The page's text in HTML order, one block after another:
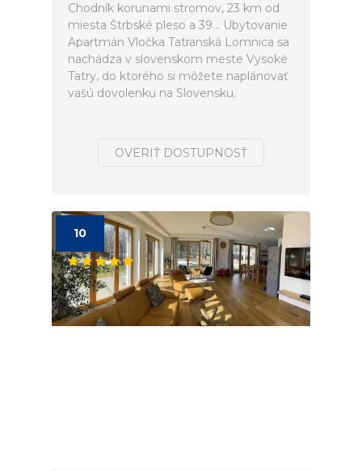
Chodník korunami stromov, 23 km od
miesta Štrbské pleso a 39... Ubytovanie
Apartmán Vločka Tatranská Lomnica sa
nachádza v slovenskom meste Vysoké
Tatry, do ktorého si môžete naplánovať
vašú dovolenku na Slovensku.
OVERIŤ DOSTUPNOSŤ
10